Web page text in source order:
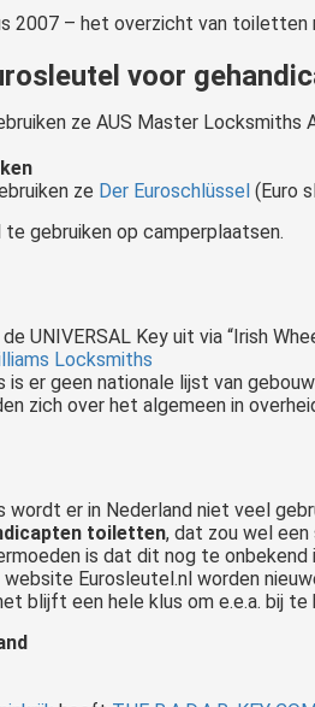
2007 – het overzicht van
voor
ze AUS Master Locksmiths
ze Der Euroschlüssel (Euro
te gebruiken op camperplaatsen.
UNIVERSAL Key uit via “Irish
Locksmiths
is er geen nationale lijst van
zich over het algemeen in
wordt er in Nederland niet veel
toiletten, dat zou wel een
is dat dit nog te onbekend
website Eurosleutel.nl worden
blijft een hele klus om e.e.a. bij te